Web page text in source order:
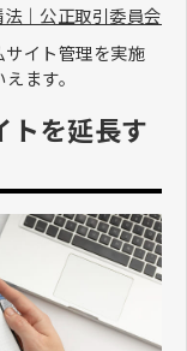
｜公正取引委員会
イト管理を実施
ます。
トを延長す